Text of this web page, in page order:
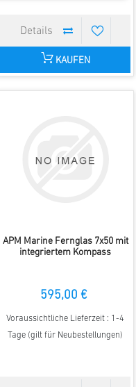
KAUFEN
APM Marine Fernglas 7x50 mit
integriertem Kompass
595,00 €
Voraussichtliche Lieferzeit : 1-4
Tage (gilt für Neubestellungen)